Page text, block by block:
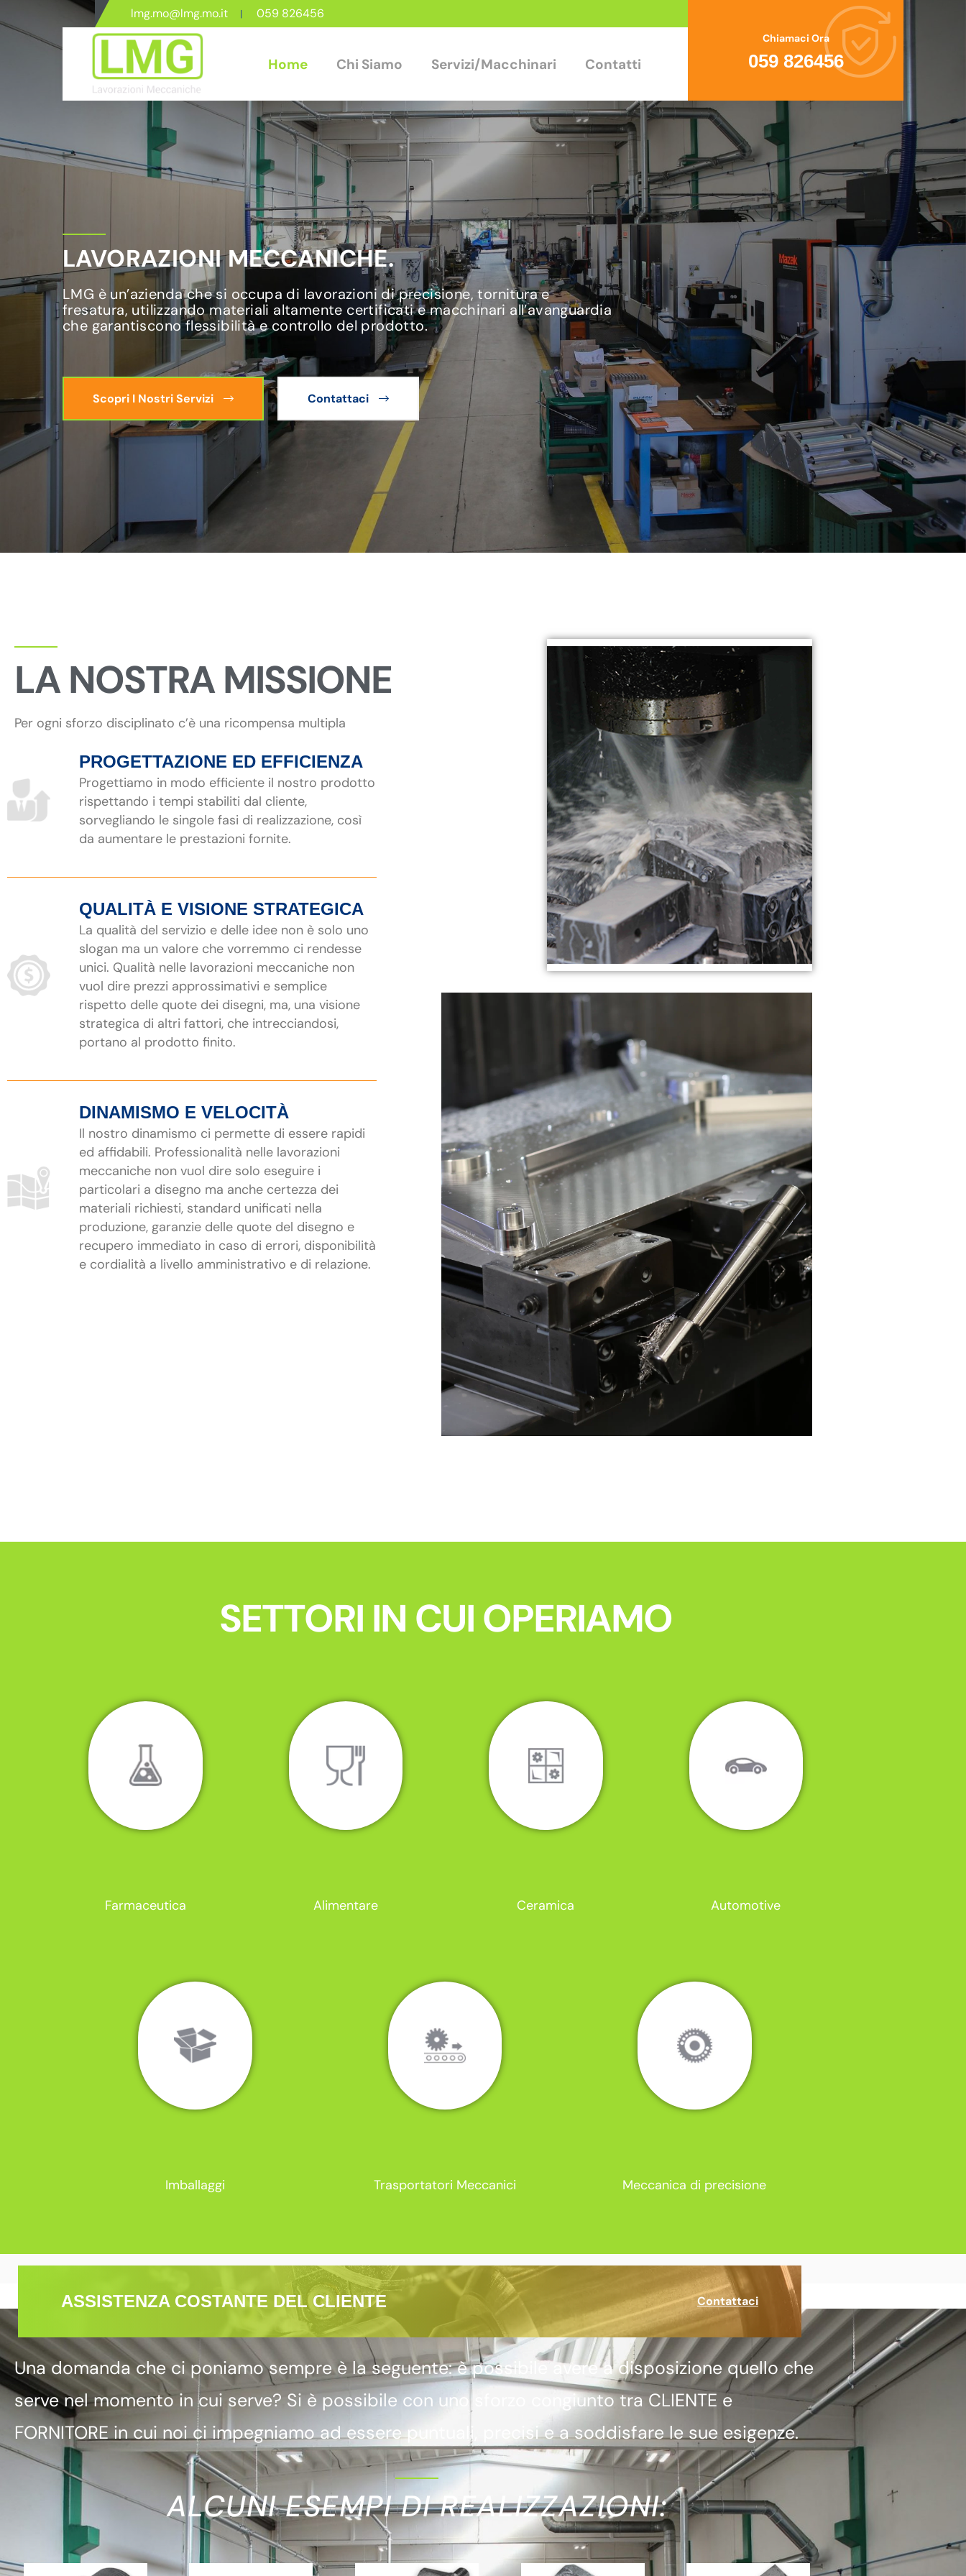
lmg.mo@lmg.mo.it 059 826456
Home Chi Siamo Servizi/Macchinari Contatti
Chiamaci Ora
059 826456
LAVORAZIONI MECCANICHE.
LMG è un’azienda che si occupa di lavorazioni di precisione, tornitura e
fresatura, utilizzando materiali altamente certificati e macchinari all’avanguardia
che garantiscono flessibilità e controllo del prodotto.
Scopri I Nostri Servizi Contattaci
LA NOSTRA MISSIONE
Per ogni sforzo disciplinato c’è una ricompensa multipla
PROGETTAZIONE ED EFFICIENZA
Progettiamo in modo efficiente il nostro prodotto
rispettando i tempi stabiliti dal cliente,
sorvegliando le singole fasi di realizzazione, così
da aumentare le prestazioni fornite.
QUALITÀ E VISIONE STRATEGICA
La qualità del servizio e delle idee non è solo uno
slogan ma un valore che vorremmo ci rendesse
unici. Qualità nelle lavorazioni meccaniche non
vuol dire prezzi approssimativi e semplice
rispetto delle quote dei disegni, ma, una visione
strategica di altri fattori, che intrecciandosi,
portano al prodotto finito.
DINAMISMO E VELOCITÀ
Il nostro dinamismo ci permette di essere rapidi
ed affidabili. Professionalità nelle lavorazioni
meccaniche non vuol dire solo eseguire i
particolari a disegno ma anche certezza dei
materiali richiesti, standard unificati nella
produzione, garanzie delle quote del disegno e
recupero immediato in caso di errori, disponibilità
e cordialità a livello amministrativo e di relazione.
SETTORI IN CUI OPERIAMO
Farmaceutica Alimentare Ceramica Automotive
Imballaggi Trasportatori Meccanici Meccanica di precisione
ASSISTENZA COSTANTE DEL CLIENTE Contattaci
Una domanda che ci poniamo sempre è la seguente: è possibile avere a disposizione quello che
serve nel momento in cui serve? Si è possibile con uno sforzo congiunto tra CLIENTE e
FORNITORE in cui noi ci impegniamo ad essere puntuali, precisi e a soddisfare le sue esigenze.
ALCUNI ESEMPI DI REALIZZAZIONI: